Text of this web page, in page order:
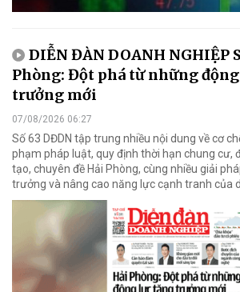
DIỄN ĐÀN DOANH NGHIỆP
Phòng: Đột phá từ những
trưởng mới
07/08/2026 06:27
Số 63 DĐDN tập trung nhiều nội dung về cơ
phạm pháp luật, quy định thời hạn chung cư,
tạo, chuyên đề Hải Phòng, cùng nhiều giải
trưởng và nâng cao năng lực cạnh tranh của